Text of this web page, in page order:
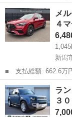
名： キャデラック
名： ３．６ ■ 排
新潟 新潟市
メ
４
新潟
■ 支払総額: 662.6万円 ■ 車両本体価格： 6,480,000 円 ■ メーカ
ー名： メルセデス
名： ＧＬＡ３５ ４
量： ...
新潟 新潟市
ラ
３